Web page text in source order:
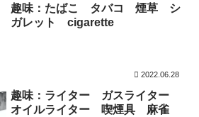
趣味：たばこ タバコ 煙草 シ
ガレット cigarette
2022.06.28
趣味：ライター ガスライター
オイルライター 喫煙具 麻雀